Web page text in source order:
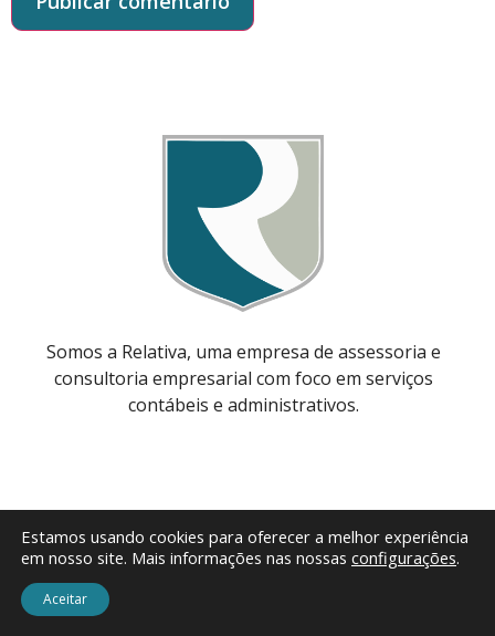
Somos a Relativa, uma empresa de assessoria e
consultoria empresarial com foco em serviços
contábeis e administrativos.
Menu
Estamos usando cookies para oferecer a melhor experiência
em nosso site. Mais informações nas nossas configurações.
Aceitar